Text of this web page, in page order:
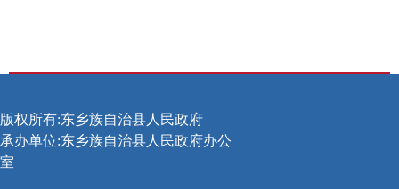
版权所有:东乡族自治县人民政府
承办单位:东乡族自治县人民政府办公
室